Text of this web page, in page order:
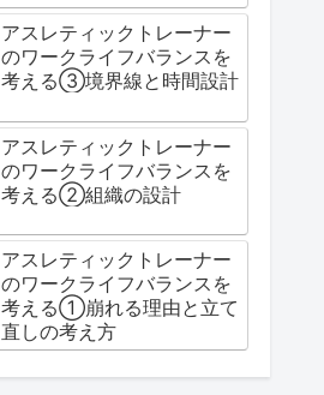
アスレティックトレーナー
のワークライフバランスを
考える③境界線と時間設計
アスレティックトレーナー
のワークライフバランスを
考える②組織の設計
アスレティックトレーナー
のワークライフバランスを
考える①崩れる理由と立て
直しの考え方